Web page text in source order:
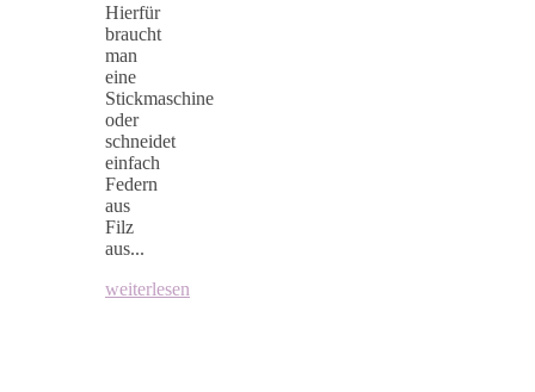
Hierfür
braucht
man
eine
Stickmaschine
oder
schneidet
einfach
Federn
aus
Filz
aus...
weiterlesen